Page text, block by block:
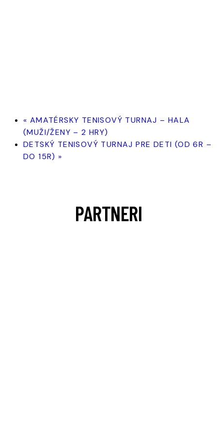
« AMATÉRSKY TENISOVÝ TURNAJ – HALA
(MUŽI/ŽENY – 2 HRY)
DETSKÝ TENISOVÝ TURNAJ PRE DETI (OD 6R –
DO 15R) »
PARTNERI